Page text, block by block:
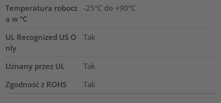
Temperatura robocz
a w °C
-25°C do +90°C
UL Recognized US O
nly
Tak
Uznany przez UL
Tak
Zgodność z ROHS
Tak